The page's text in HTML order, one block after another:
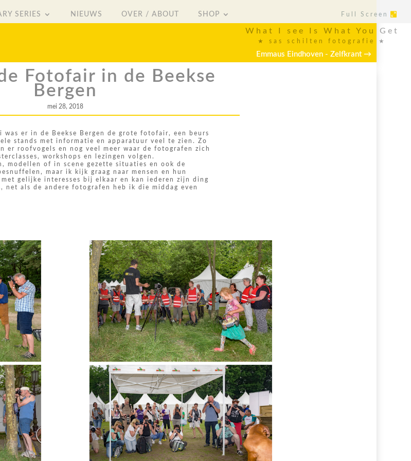
SERIES NIEUWS OVER / ABOUT SHOP Full Screen
What I see Is What You Get
★ sas schilten fotografie ★
Emmaus Eindhoven - Zelfkrant→
Fotofair in de Beekse
Bergen
mei 28, 2018
was er in de Beekse Bergen de grote fotofair, een beurs
stands met informatie en apparatuur veel te zien. Zo
er roofvogels en nog veel meer waar de fotografen zich
workshops en lezingen volgen.
modellen of in scene gezette situaties en ook de
maar ik kijk graag naar mensen en hun
met gelijke interesses bij elkaar en kan iederen zijn ding
als de andere fotografen heb ik die middag even